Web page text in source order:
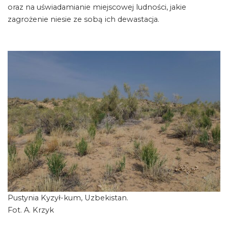
oraz na uświadamianie miejscowej ludności, jakie
zagrożenie niesie ze sobą ich dewastacja.
Pustynia Kyzył-kum, Uzbekistan.
Fot. A. Krzyk